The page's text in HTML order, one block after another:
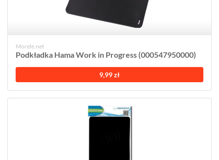
Morele.net
Podkładka Hama Work in Progress (000547950000)
9,99 zł